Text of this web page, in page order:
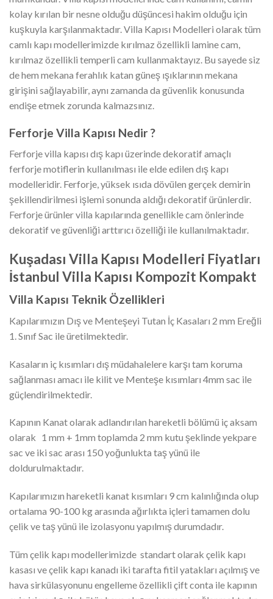
kolay kırılan bir nesne olduğu düşüncesi hakim olduğu için
kuşkuyla karşılanmaktadır. Villa Kapısı Modelleri olarak tüm
camlı kapı modellerimizde kırılmaz özellikli lamine cam,
kırılmaz özellikli temperli cam kullanmaktayız. Bu sayede siz
de hem mekana ferahlık katan güneş ışıklarının mekana
girişini sağlayabilir, aynı zamanda da güvenlik konusunda
endişe etmek zorunda kalmazsınız.
Ferforje Villa Kapısı Nedir ?
Ferforje villa kapısı dış kapı üzerinde dekoratif amaçlı
ferforje motiflerin kullanılması ile elde edilen dış kapı
modelleridir. Ferforje, yüksek ısıda dövülen gerçek demirin
şekillendirilmesi işlemi sonunda aldığı dekoratif ürünlerdir.
Ferforje ürünler villa kapılarında genellikle cam önlerinde
dekoratif ve güvenliği arttırıcı özelliği ile kullanılmaktadır.
Kuşadası Villa Kapısı Modelleri Fiyatları
İstanbul Villa Kapısı Kompozit Kompakt
Villa Kapısı Teknik Özellikleri
Kapılarımızın Dış ve Menteşeyi Tutan İç Kasaları 2 mm Ereğli
1. Sınıf Sac ile üretilmektedir.
Kasaların iç kısımları dış müdahalelere karşı tam koruma
sağlanması amacı ile kilit ve Menteşe kısımları 4mm sac ile
güçlendirilmektedir.
Kapının Kanat olarak adlandırılan hareketli bölümü iç aksam
olarak 1 mm + 1mm toplamda 2 mm kutu şeklinde yekpare
sac ve iki sac arası 150 yoğunlukta taş yünü ile
doldurulmaktadır.
Kapılarımızın hareketli kanat kısımları 9 cm kalınlığında olup
ortalama 90-100 kg arasında ağırlıkta içleri tamamen dolu
çelik ve taş yünü ile izolasyonu yapılmış durumdadır.
Tüm çelik kapı modellerimizde standart olarak çelik kapı
kasası ve çelik kapı kanadı iki tarafta fitil yatakları açılmış ve
hava sirkülasyonunu engelleme özellikli çift conta ile kapının